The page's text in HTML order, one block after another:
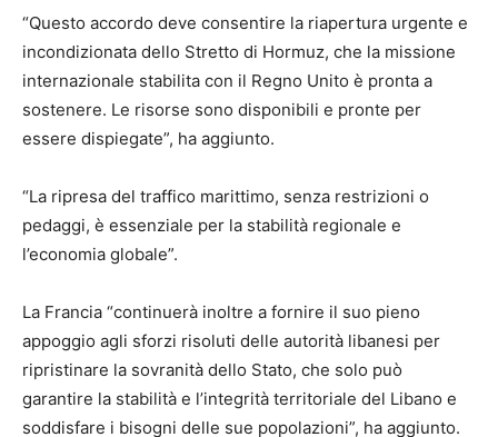
“Questo accordo deve consentire la riapertura urgente e
incondizionata dello Stretto di Hormuz, che la missione
internazionale stabilita con il Regno Unito è pronta a
sostenere. Le risorse sono disponibili e pronte per
essere dispiegate”, ha aggiunto.
“La ripresa del traffico marittimo, senza restrizioni o
pedaggi, è essenziale per la stabilità regionale e
l’economia globale”.
La Francia “continuerà inoltre a fornire il suo pieno
appoggio agli sforzi risoluti delle autorità libanesi per
ripristinare la sovranità dello Stato, che solo può
garantire la stabilità e l’integrità territoriale del Libano e
soddisfare i bisogni delle sue popolazioni”, ha aggiunto.